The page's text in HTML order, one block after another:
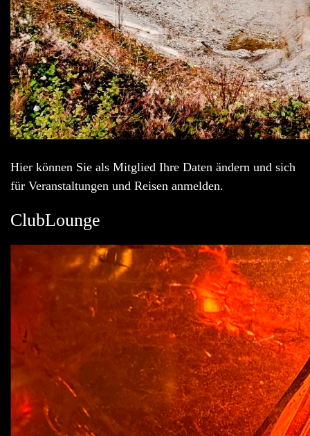
Hier können Sie als Mitglied Ihre Daten ändern und sich
für Veranstaltungen und Reisen anmelden.
ClubLounge